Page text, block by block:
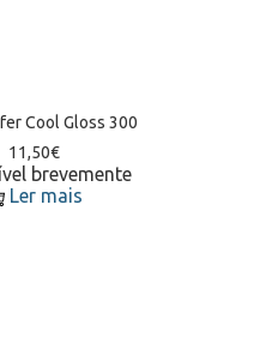
Cool Gloss 300
11,50€
brevemente
Ler mais